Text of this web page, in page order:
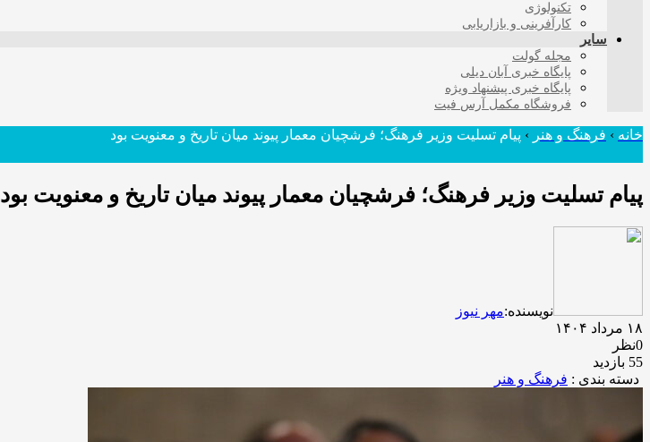
تکنولوژی
کارآفرینی و بازاریابی
سایر
مجله گولت
پایگاه خبری آبان دیلی
پایگاه خبری پیشنهاد ویژه
فروشگاه مکمل آرس فیت
خانه › فرهنگ و هنر › پیام تسلیت وزیر فرهنگ؛ فرشچیان معمار پیوند میان تاریخ و معنویت بود
پیام تسلیت وزیر فرهنگ؛ فرشچیان معمار پیوند میان تاریخ و معنویت بود
نویسنده:مهر نیوز
۱۸ مرداد ۱۴۰۴
0نظر
55 بازدید
دسته بندی : فرهنگ و هنر